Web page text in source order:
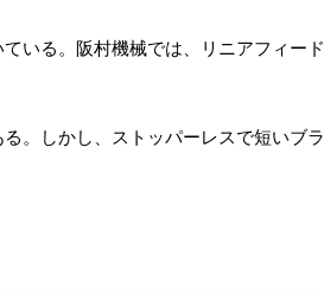
いる。阪村機械では、リニアフィー
。しかし、ストッパーレスで短いブ